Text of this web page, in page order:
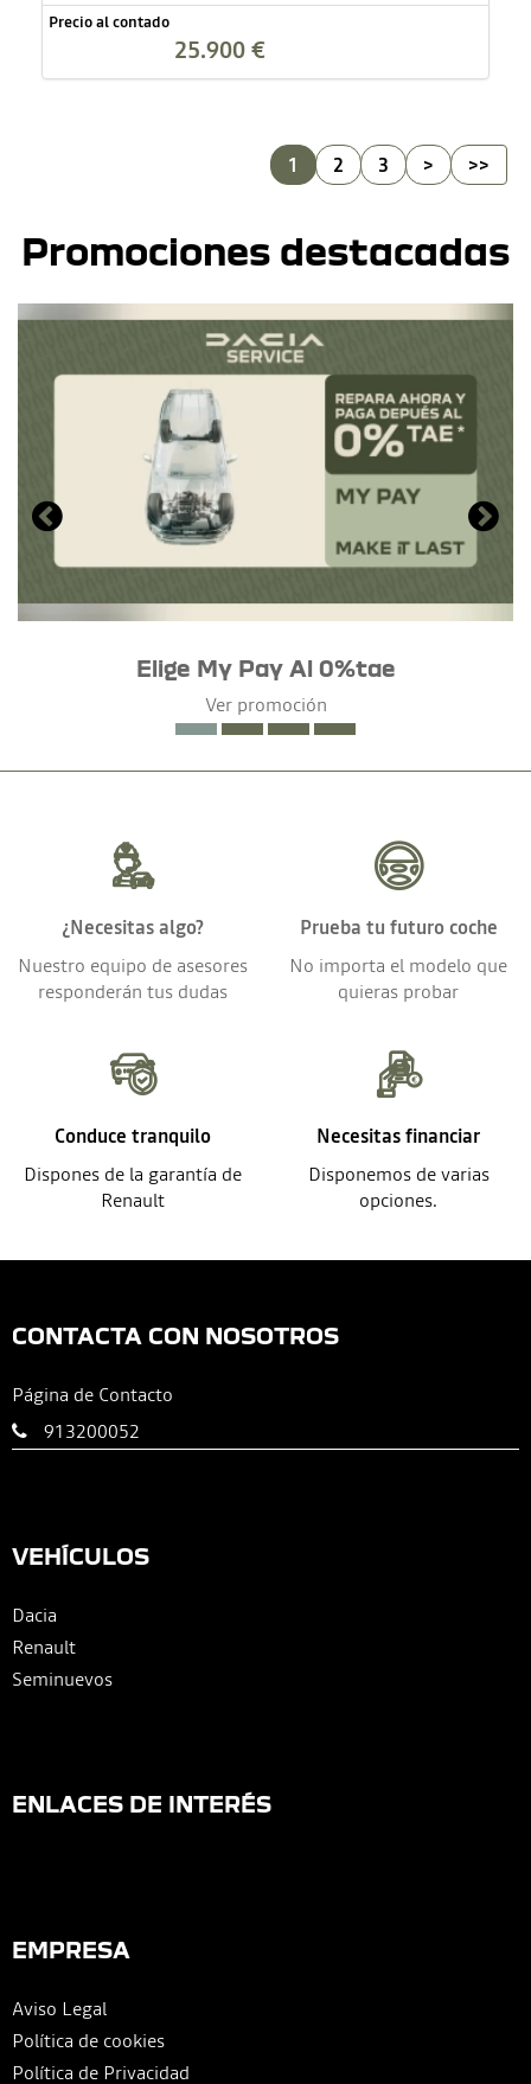
Precio al contado
25.900 €
1 2 3 > >>
Promociones destacadas
Elige My Pay Al 0%tae
Ver promoción
¿Necesitas algo?
Nuestro equipo de asesores
responderán tus dudas
Prueba tu futuro coche
No importa el modelo que
quieras probar
Conduce tranquilo
Dispones de la garantía de
Renault
Necesitas financiar
Disponemos de varias
opciones.
CONTACTA CON NOSOTROS
Página de Contacto
913200052
VEHÍCULOS
Dacia
Renault
Seminuevos
ENLACES DE INTERÉS
EMPRESA
Aviso Legal
Política de cookies
Política de Privacidad